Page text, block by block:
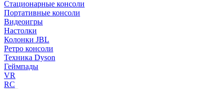
Стационарные консоли
Портативные консоли
Видеоигры
Настолки
Колонки JBL
Ретро консоли
Техника Dyson
Геймпады
VR
RC